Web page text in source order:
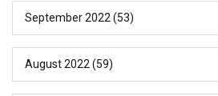
September 2022 (53)
August 2022 (59)